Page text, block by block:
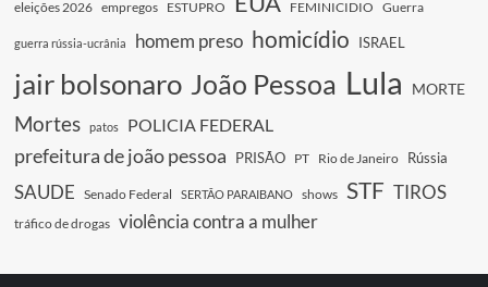
eleições 2026 empregos ESTUPRO FEMINICIDIO Guerra
guerra rússia-ucrânia homem preso homicídio ISRAEL
jair bolsonaro João Pessoa Lula MORTE
Mortes patos POLICIA FEDERAL
prefeitura de joão pessoa PRISÃO PT Rio de Janeiro Rússia
SAUDE Senado Federal SERTÃO PARAIBANO shows STF TIROS
tráfico de drogas violência contra a mulher